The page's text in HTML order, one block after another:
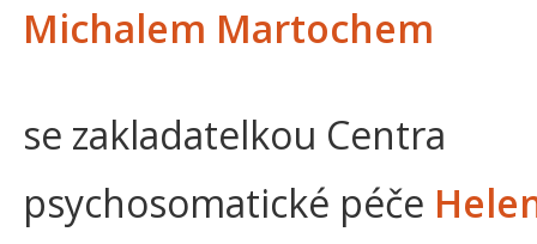
Michalem Martochem
se zakladatelkou Centra
psychosomatické péče